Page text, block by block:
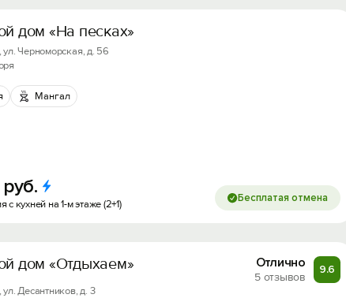
дом «На песках»
ул. Черноморская, д. 56
Мангал
руб.
с кухней на 1-м этаже (2+1) Бесплатая отмена
дом «Отдыхаем» Отлично
5 отзывов
9.6
Десантников, д. 3